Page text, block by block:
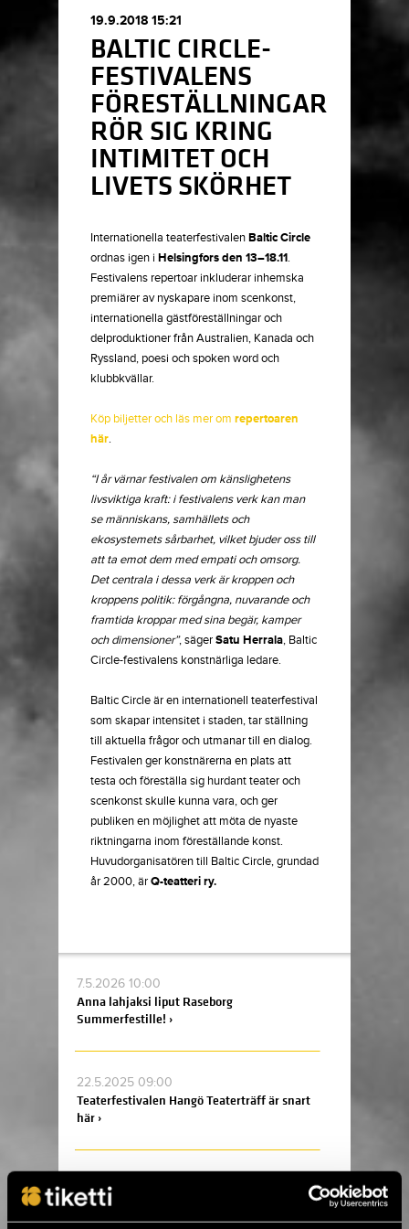
19.9.2018 15:21
BALTIC CIRCLE-
FESTIVALENS
FÖRESTÄLLNINGAR
RÖR SIG KRING
INTIMITET OCH
LIVETS SKÖRHET
Internationella teaterfestivalenBaltic Circle
ordnas igen i Helsingfors den 13–18.11.
Festivalens repertoar inkluderar inhemska
premiärer av nyskapare inom scenkonst,
internationella gästföreställningar och
delproduktioner från Australien, Kanada och
Ryssland, poesi och spoken word och
klubbkvällar.
Köp biljetter och läs mer om repertoaren
här.
“I år värnar festivalen om känslighetens
livsviktiga kraft: i festivalens verk kan man
se människans, samhällets och
ekosystemets sårbarhet, vilket bjuder oss till
att ta emot dem med empati och omsorg.
Det centrala i dessa verk är kroppen och
kroppens politik: förgångna, nuvarande och
framtida kroppar med sina begär, kamper
och dimensioner”, sägerSatu Herrala, Baltic
Circle-festivalens konstnärliga ledare.
Baltic Circle är en internationell teaterfestival
som skapar intensitet i staden, tar ställning
till aktuella frågor och utmanar till en dialog.
Festivalen ger konstnärerna en plats att
testa och föreställa sig hurdant teater och
scenkonst skulle kunna vara, och ger
publiken en möjlighet att möta de nyaste
riktningarna inom föreställande konst.
Huvudorganisatören till Baltic Circle, grundad
år 2000, ärQ-teatteri ry.
7.5.2026 10:00
Anna lahjaksi liput Raseborg
Summerfestille! ›
22.5.2025 09:00
Teaterfestivalen Hangö Teaterträff är snart
här ›
Liam Gallagher och Richard Ashcroft i
augusti till Helsingfors ›